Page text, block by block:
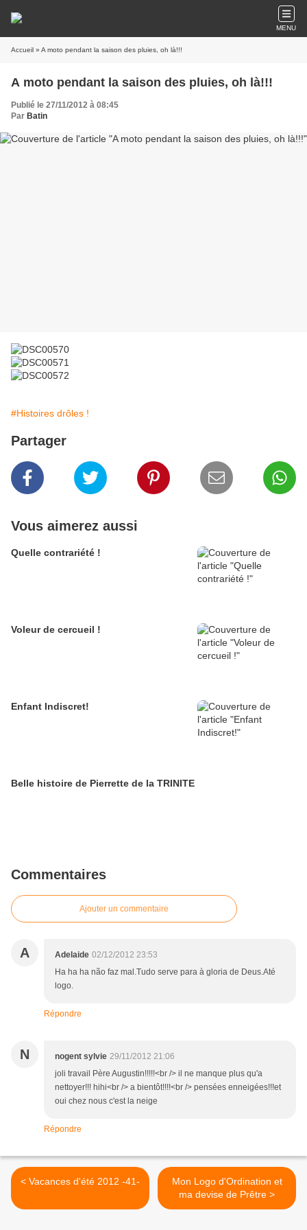
MENU
Accueil » A moto pendant la saison des pluies, oh là!!!
A moto pendant la saison des pluies, oh là!!!
Publié le 27/11/2012 à 08:45
Par Batin
#Histoires drôles !
Partager
Vous aimerez aussi
Quelle contrariété !
Voleur de cercueil !
Enfant Indiscret!
Belle histoire de Pierrette de la TRINITE
Commentaires
Ajouter un commentaire
A Adelaide 02/12/2012 23:53
Ha ha ha não faz mal.Tudo serve para à gloria de Deus.Até
logo.
Répondre
N nogent sylvie 29/11/2012 21:06
joli travail Père Augustin!!!!!<br /> il ne manque plus qu'a
nettoyer!!! hihi<br /> a bientôt!!!!<br /> pensées enneigées!!!et
oui chez nous c'est la neige
Répondre
< Vacances d'été 2012 -41-
Mon Logo d'Ordination et
ma devise de Prêtre >